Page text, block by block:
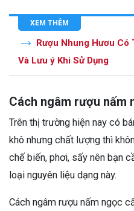
XEM THÊM
Rượu Nhung Hươu Có
Và Lưu ý Khi Sử Dụng
Cách ngâm rượu nấm
Trên thị trường hiện nay có
khô nhưng chất lượng thì
chế biến, phơi, sấy nên bạn
loại nguyên liệu dạng này.
Cách ngâm rượu nấm ngọc